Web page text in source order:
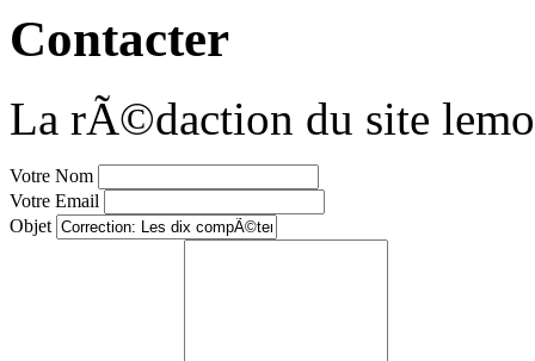
Contacter
La rÃ©daction du site
Votre Nom
Votre Email
Objet